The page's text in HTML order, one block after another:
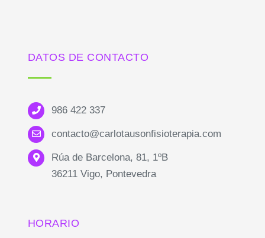
DATOS DE CONTACTO
986 422 337
contacto@carlotausonfisioterapia.com
Rúa de Barcelona, 81, 1ºB
36211 Vigo, Pontevedra
HORARIO